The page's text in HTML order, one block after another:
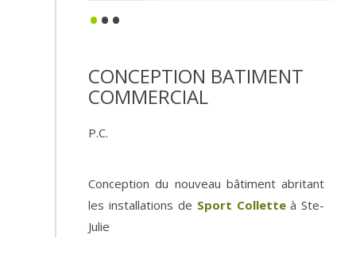
•••
CONCEPTION BATIMENT
COMMERCIAL
P.C.
Conception du nouveau bâtiment abritant
les installations de Sport Colletteà Ste-
Julie